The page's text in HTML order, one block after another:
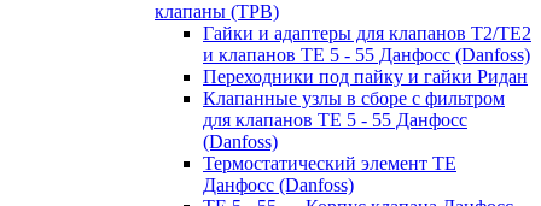
клапаны (ТРВ)
Гайки и адаптеры для клапанов T2/TE2
и клапанов TE 5 - 55 Данфосс (Danfoss)
Переходники под пайку и гайки Ридан
Клапанные узлы в сборе с фильтром
для клапанов TE 5 - 55 Данфосс
(Danfoss)
Термостатический элемент TE
Данфосс (Danfoss)